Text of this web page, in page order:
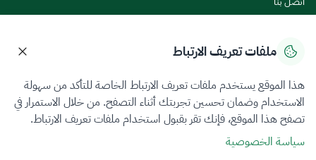
معجم الزكاة والضريبة والجمارك
إمكانية الوصول
روابط مهمة
بوابة البيانات المفتوحة
ملفات تعريف الارتباط
هذا الموقع يستخدم ملفات تعريف الارتباط الخاصة للتأكد من سهولة
الاستخدام وضمان تحسين تجربتك أثناء التصفح. من خلال الاستمرار في
تصفح هذا الموقع، فإنك تقر بقبول استخدام ملفات تعريف الارتباط.
سياسة الخصوصية